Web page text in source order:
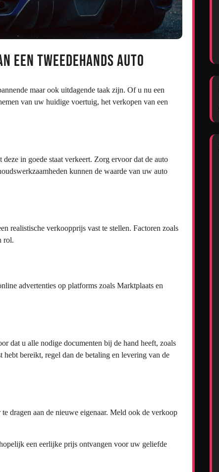
een Tweedehands Auto
maar ook uitdagende taak zijn. Of u nu een
van uw huidige voertuig, het verkopen van een
in goede staat verkeert. Zorg ervoor dat de auto
kunnen de waarde van uw auto
realistische verkoopprijs vast te stellen. Factoren zoals
rol.
advertenties op platforms zoals Marktplaats en
dat u alle nodige documenten bij de hand heeft, zoals
bereikt, regel dan de betaling en levering van de
dragen aan de nieuwe eigenaar. Meld ook de verkoop
een eerlijke prijs ontvangen voor uw geliefde